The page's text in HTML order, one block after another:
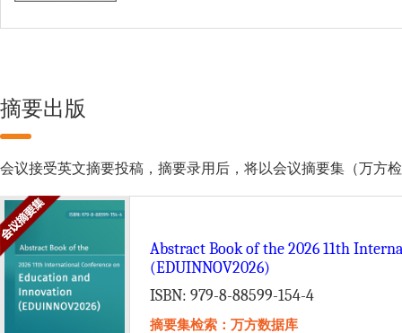
摘要出版
会议接受英文摘要投稿，摘要录用后，将以会议摘要集（万方检
Abstract Book of the 2026 11th
(EDUINNOV2026)
ISBN: 979-8-88599-154-4
摘要集检索：万方数据库